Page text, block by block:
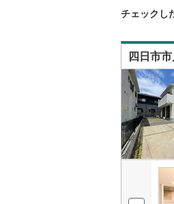
チェックし
四日市